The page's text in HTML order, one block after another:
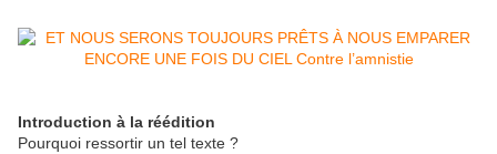
Introduction à la réédition
Pourquoi ressortir un tel texte ?